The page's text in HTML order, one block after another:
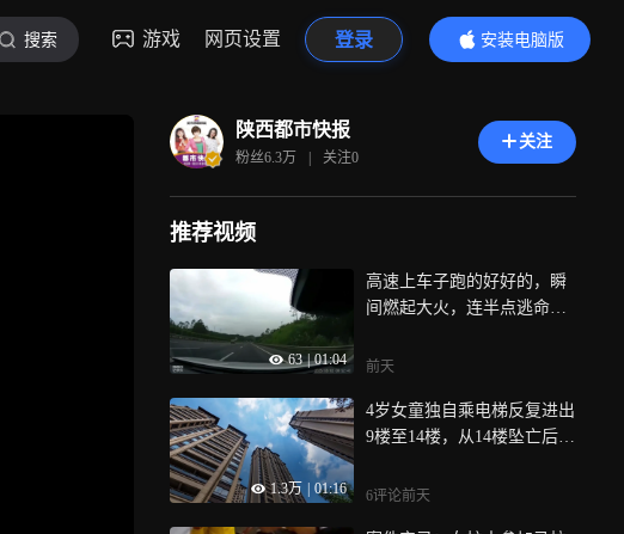
搜索 游戏 网页设置 登录
安装电脑版
内容更精彩
陕西都市快报
粉丝6.3万 | 关注0
关注
推荐视频
63 | 01:04
高速上车子跑的好好的，瞬
间燃起大火，连半点逃命的
前天
1.3万 01:16
4岁女童独自乘电梯反复进出
9楼至14楼，从14楼坠亡后父
主责
6评论前天